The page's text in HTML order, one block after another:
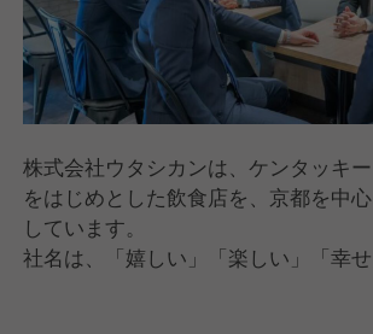
株式会社ウタシカンは、ケンタッキ
をはじめとした飲食店を、京都を中
しています。
社名は、「嬉しい」「楽しい」「幸
これからもフードサービスを通じて